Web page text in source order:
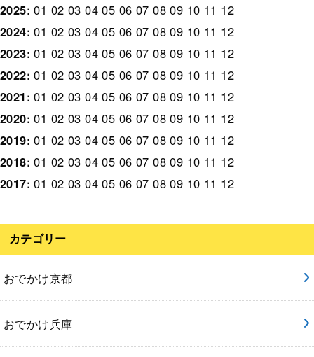
2025:01 02 03 04 05 06 07 08 09 10 11 12
2024:01 02 03 04 05 06 07 08 09 10 11 12
2023:01 02 03 04 05 06 07 08 09 10 11 12
2022:01 02 03 04 05 06 07 08 09 10 11 12
2021:01 02 03 04 05 06 07 08 09 10 11 12
2020:01 02 03 04 05 06 07 08 09 10 11 12
2019:01 02 03 04 05 06 07 08 09 10 11 12
2018:01 02 03 04 05 06 07 08 09 10 11 12
2017:01 02 03 04 05 06 07 08 09 10 11 12
カテゴリー
おでかけ京都
おでかけ兵庫